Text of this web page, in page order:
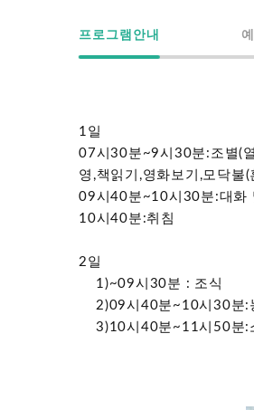
프로그램안내
1일
07시30분~9시30분:조별(
영,책읽기,영화보기,모닥불
09시40분~10시30분:대화
10시40분:취침
2일
1)~09시30분 : 조식
2)09시40분~10시30분:농
3)10시40분~11시50분: